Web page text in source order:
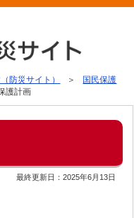
防災サイト）
国民保護
護計画
最終更新日：2025年6月13日